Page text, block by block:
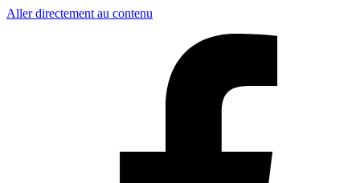
Aller directement au contenu